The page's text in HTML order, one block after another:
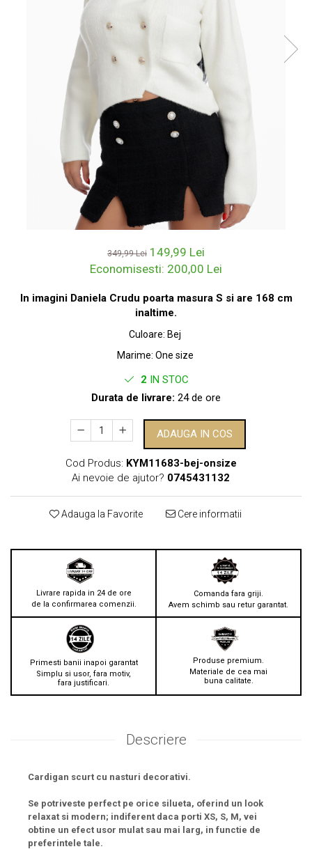
349,99 Lei 149,99 Lei
Economisesti: 200,00 Lei
In imagini Daniela Crudu poarta masura S si are 168 cm
inaltime.
Culoare: Bej
Marime: One size
2 IN STOC
Durata de livrare: 24 de ore
ADAUGA IN COS
Cod Produs: KYM11683-bej-onsize
Ai nevoie de ajutor? 0745431132
Adauga la Favorite Cere informatii
Livrare rapida in 24 de ore
de la confirmarea comenzii.
Comanda fara griji.
Avem schimb sau retur garantat.
Primesti banii inapoi garantat
Simplu si usor, fara motiv,
fara justificari.
Produse premium.
Materiale de cea mai
buna calitate.
Descriere
Cardigan scurt cu nasturi decorativi.
Se potriveste perfect pe orice silueta, oferind un look
relaxat si modern; indiferent daca porti XS, S, M, vei
obtine un efect usor mulat sau mai larg, in functie de
preferintele tale.